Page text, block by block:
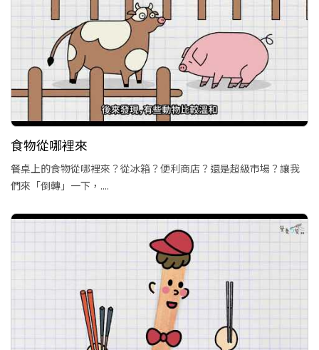
食物從哪裡來
餐桌上的食物從哪裡來？從冰箱？便利商店？還是超級市場？讓我
們來「倒轉」一下，....